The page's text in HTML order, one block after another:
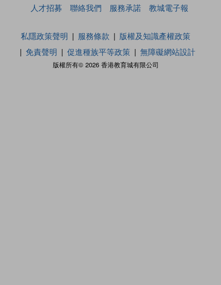
人才招募
聯絡我們 服務承諾 教城電子報
版權所有© 2026 香港教育城有限公司
私隱政策聲明 服務條款
版權及知識產權政策
免責聲明
促進種族平等政策 無障礙網站設計